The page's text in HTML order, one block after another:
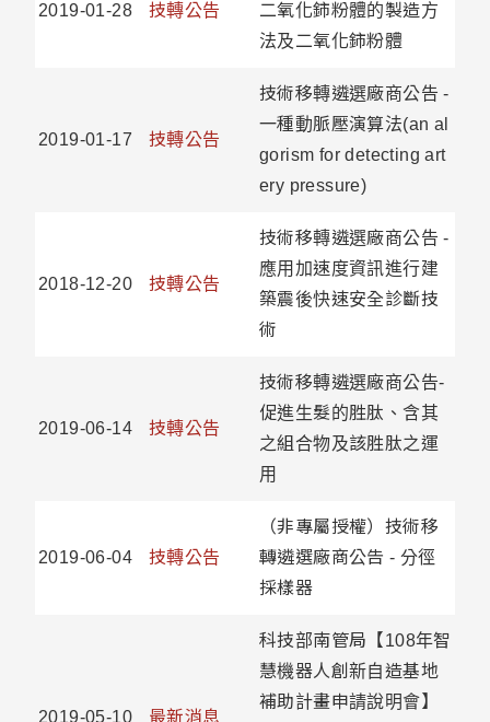
2019-01-28 技轉公告
二氧化鈰粉體的製造方
法及二氧化鈰粉體
2019-01-17 技轉公告
技術移轉遴選廠商公告 -
一種動脈壓演算法(an al
gorism for detecting art
ery pressure)
2018-12-20 技轉公告
技術移轉遴選廠商公告 -
應用加速度資訊進行建
築震後快速安全診斷技
術
2019-06-14 技轉公告
技術移轉遴選廠商公告-
促進生髮的胜肽、含其
之組合物及該胜肽之運
用
2019-06-04 技轉公告
（非專屬授權）技術移
轉遴選廠商公告 - 分徑
採樣器
2019-05-10 最新消息
科技部南管局【108年智
慧機器人創新自造基地
補助計畫申請說明會】